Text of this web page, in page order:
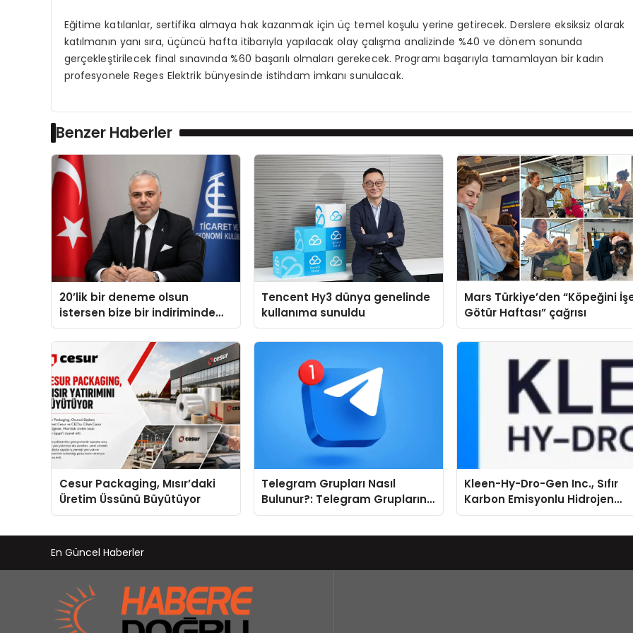
Eğitime katılanlar, sertifika almaya hak kazanmak için üç temel koşulu yerine getirecek. Derslere eksiksiz olarak
katılmanın yanı sıra, üçüncü hafta itibarıyla yapılacak olay çalışma analizinde %40 ve dönem sonunda
gerçekleştirilecek final sınavında %60 başarılı olmaları gerekecek. Programı başarıyla tamamlayan bir kadın
profesyonele Reges Elektrik bünyesinde istihdam imkanı sunulacak.
Benzer Haberler
20’lik bir deneme olsun
istersen bize bir indiriminde
olursa her hafta olacak
Tencent Hy3 dünya genelinde
kullanıma sunuldu
Mars Türkiye’den “Köpeğini
Götür Haftası” çağrısı
Cesur Packaging, Mısır’daki
Üretim Üssünü Büyütüyor
Telegram Grupları Nasıl
Bulunur?: Telegram Gruplarını
Kategorilere Göre Keşfedin
Kleen-Hy-Dro-Gen Inc., Sıfır
Karbon Emisyonlu Hidrojen
Isıtma Teknolojisinde ISO ve
En Güncel Haberler